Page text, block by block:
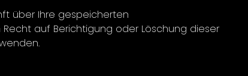
über Ihre gespeicherten
auf Berichtigung oder Löschung dieser